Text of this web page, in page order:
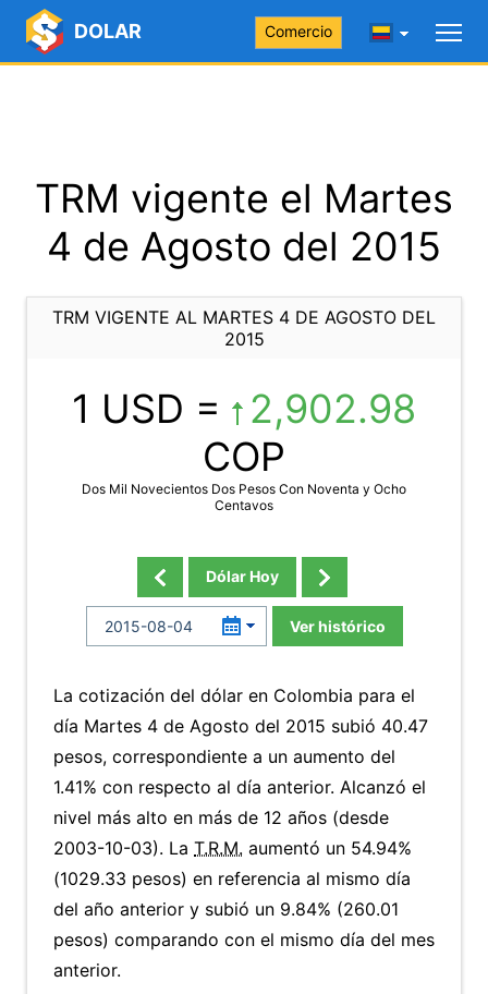
DOLAR Comercio
TRM vigente el Martes
4 de Agosto del 2015
TRM VIGENTE AL MARTES 4 DE AGOSTO DEL
2015
1 USD =
2,902.98
COP
Dos Mil Novecientos Dos Pesos Con Noventa y Ocho
Centavos
Dólar Hoy
Ver histórico
La cotización del dólar en Colombia para el
día Martes 4 de Agosto del 2015 subió 40.47
pesos, correspondiente a un aumento del
1.41% con respecto al día anterior. Alcanzó el
nivel más alto en más de 12 años (desde
2003-10-03). La T.R.M. aumentó un 54.94%
(1029.33 pesos) en referencia al mismo día
del año anterior y subió un 9.84% (260.01
pesos) comparando con el mismo día del mes
anterior.